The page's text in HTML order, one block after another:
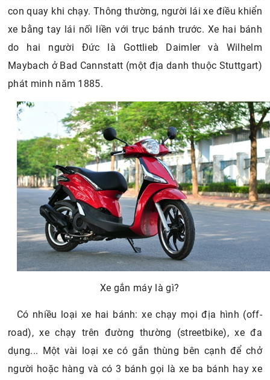
con quay khi chạy. Thông thường, người lái xe điều khiển
xe bằng tay lái nối liền với trục bánh trước. Xe hai bánh
do hai người Đức là Gottlieb Daimler và Wilhelm
Maybach ở Bad Cannstatt (một địa danh thuộc Stuttgart)
phát minh năm 1885.
Xe gắn máy là gì?
Có nhiều loại xe hai bánh: xe chạy mọi địa hình (off-
road), xe chạy trên đường thường (streetbike), xe đa
dụng... Một vài loại xe có gắn thùng bên cạnh để chở
người hoặc hàng và có 3 bánh gọi là xe ba bánh hay xe